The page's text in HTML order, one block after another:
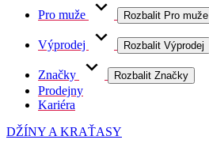
Pro muže Rozbalit Pro muže
Výprodej Rozbalit Výprodej
Značky Rozbalit Značky
Prodejny
Kariéra
DŽÍNY A KRAŤASY